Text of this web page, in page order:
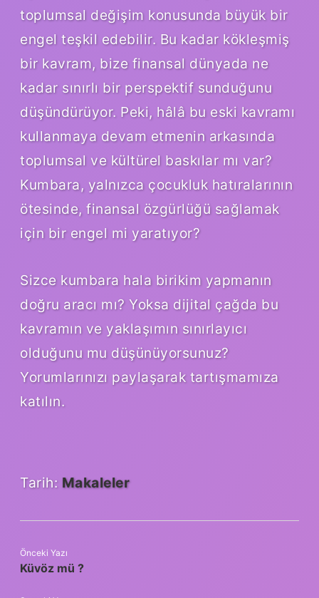
toplumsal değişim konusunda büyük bir
engel teşkil edebilir. Bu kadar kökleşmiş
bir kavram, bize finansal dünyada ne
kadar sınırlı bir perspektif sunduğunu
düşündürüyor. Peki, hâlâ bu eski kavramı
kullanmaya devam etmenin arkasında
toplumsal ve kültürel baskılar mı var?
Kumbara, yalnızca çocukluk hatıralarının
ötesinde, finansal özgürlüğü sağlamak
için bir engel mi yaratıyor?
Sizce kumbara hala birikim yapmanın
doğru aracı mı? Yoksa dijital çağda bu
kavramın ve yaklaşımın sınırlayıcı
olduğunu mu düşünüyorsunuz?
Yorumlarınızı paylaşarak tartışmamıza
katılın.
Tarih: Makaleler
Önceki Yazı
Küvöz mü ?